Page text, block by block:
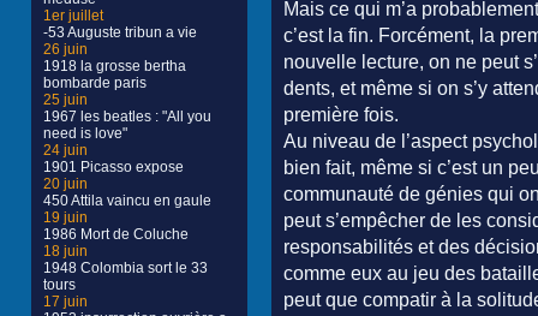
1er juillet
-53 Auguste tribun a vie
26 juin
1918 la grosse bertha
bombarde paris
25 juin
1967 les beatles : "All you
need is love"
24 juin
1901 Picasso expose
20 juin
450 Attila vaincu en gaule
19 juin
1986 Mort de Coluche
18 juin
1948 Colombia sort le 33
tours
17 juin
Mais ce qui m’a
c’est la fin. Forcément, la
nouvelle lecture, on ne peut
dents, et même si on s’y
première fois.
Au niveau de l’aspect
bien fait, même si c’est un
communauté de génies qui
peut s’empêcher de les
responsabilités et des
comme eux au jeu des
peut que compatir à la